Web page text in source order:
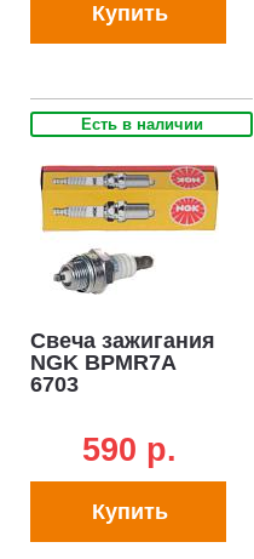
Купить
Есть в наличии
Свеча зажигания
NGK BPMR7A
6703
590 p.
Купить